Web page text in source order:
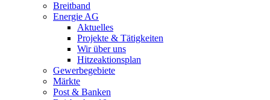
Breitband
Energie AG
Aktuelles
Projekte & Tätigkeiten
Wir über uns
Hitzeaktionsplan
Gewerbegebiete
Märkte
Post & Banken